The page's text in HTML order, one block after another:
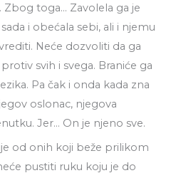
toga… Zavolela ga je
i obećala sebi, ali i njemu
Neće dozvoliti da ga
svih i svega. Braniće ga
Pa čak i onda kada zna
oslonac, njegova
Jer… On je njeno sve.
od onih koji beže prilikom
pustiti ruku koju je do